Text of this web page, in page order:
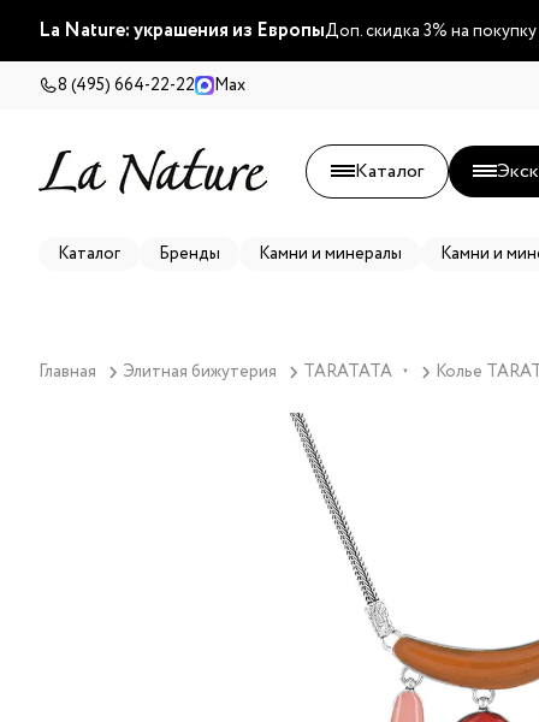
La Nature: украшения из ЕвропыДоп. скидка 3% на
8 (495) 664-22-22 Max
Каталог
Каталог Бренды Камни и минералы Камни и
Главная Элитная бижутерия TARATATA ▼ Колье